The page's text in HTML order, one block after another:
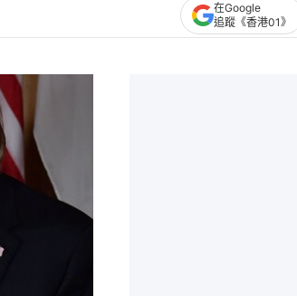
在Google
追蹤《香港01》